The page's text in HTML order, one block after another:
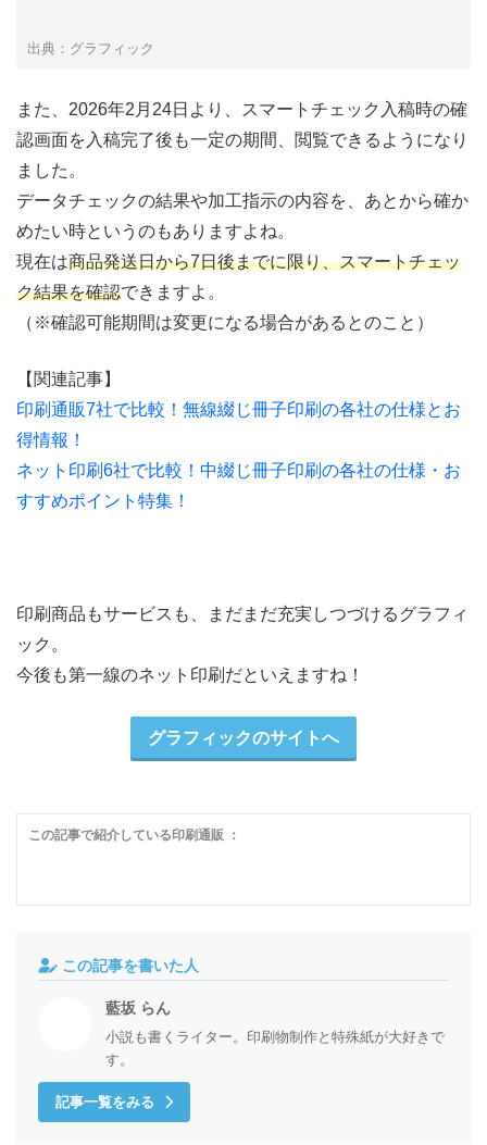
出典：グラフィック
また、2026年2月24日より、スマートチェック入稿時の確
認画面を入稿完了後も一定の期間、閲覧できるようになり
ました。
データチェックの結果や加工指示の内容を、あとから確か
めたい時というのもありますよね。
現在は商品発送日から7日後までに限り、スマートチェッ
ク結果を確認できますよ。
（※確認可能期間は変更になる場合があるとのこと）
【関連記事】
印刷通販7社で比較！無線綴じ冊子印刷の各社の仕様とお
得情報！
ネット印刷6社で比較！中綴じ冊子印刷の各社の仕様・お
すすめポイント特集！
印刷商品もサービスも、まだまだ充実しつづけるグラフィ
ック。
今後も第一線のネット印刷だといえますね！
グラフィックのサイトへ
この記事で紹介している印刷通販 ：
この記事を書いた人
藍坂 らん
小説も書くライター。印刷物制作と特殊紙が大好きで
す。
記事一覧をみる